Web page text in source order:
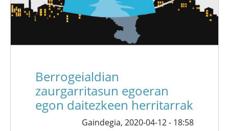
Berrogeialdian
zaurgarritasun egoeran
egon daitezkeen herritarrak
Gaindegia, 2020-04-12 - 18:58